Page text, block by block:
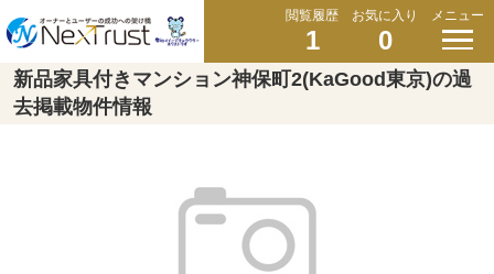
閲覧履歴
1
お気に入り
0
メニュー
新品家具付きマンション神保町2(KaGood東京)の過
去掲載物件情報